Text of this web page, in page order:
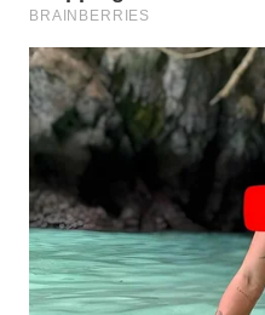
TRAVEL
WAHANA
TV
WAHANANEWS
WAHANANEWS
CO ID